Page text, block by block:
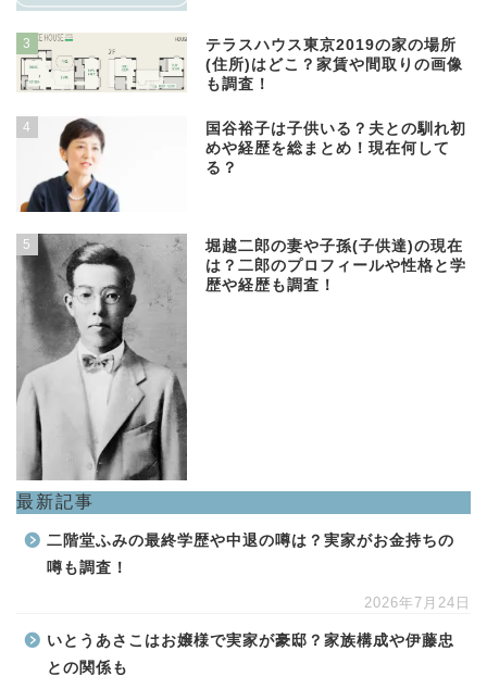
3
テラスハウス東京2019の家の場所
(住所)はどこ？家賃や間取りの画像
も調査！
4
国谷裕子は子供いる？夫との馴れ初
めや経歴を総まとめ！現在何して
る？
5
堀越二郎の妻や子孫(子供達)の現在
は？二郎のプロフィールや性格と学
歴や経歴も調査！
最新記事
二階堂ふみの最終学歴や中退の噂は？実家がお金持ちの
噂も調査！
2026年7月24日
いとうあさこはお嬢様で実家が豪邸？家族構成や伊藤忠
との関係も